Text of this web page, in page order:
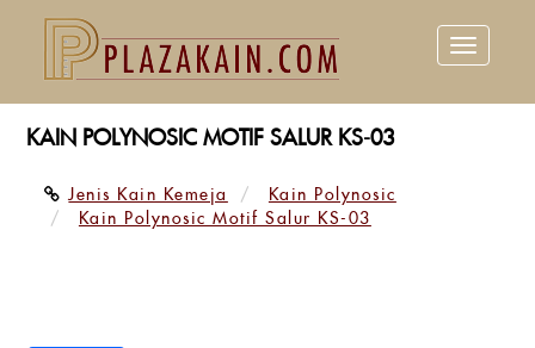
Toggle
navigation
KAIN POLYNOSIC MOTIF SALUR KS-03
Jenis Kain Kemeja
Kain Polynosic
Kain Polynosic Motif Salur KS-03